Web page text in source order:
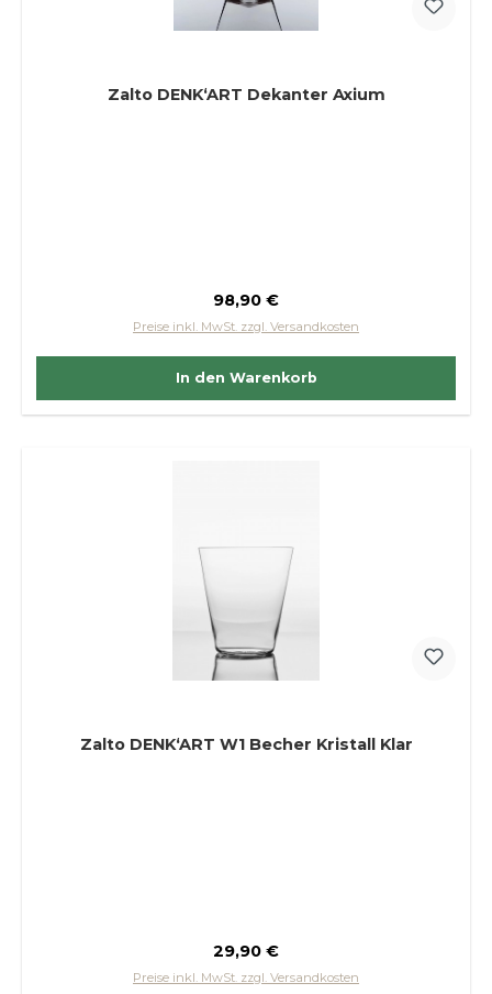
Zalto DENK‘ART Dekanter Axium
Regulärer Preis:
98,90 €
Preise inkl. MwSt. zzgl. Versandkosten
In den Warenkorb
Zalto DENK‘ART W1 Becher Kristall Klar
Regulärer Preis:
29,90 €
Preise inkl. MwSt. zzgl. Versandkosten